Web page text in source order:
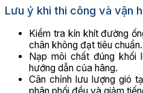
Lưu ý khi thi công và vận
Kiểm tra kín khít đường
chân không đạt tiêu chuẩn.
Nạp môi chất đúng khối
hướng dẫn của hãng.
Cân chỉnh lưu lượng gió